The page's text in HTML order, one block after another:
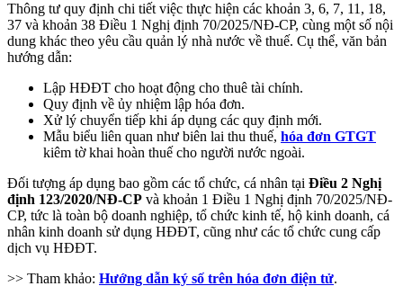
Thông tư quy định chi tiết việc thực hiện các khoản 3, 6, 7, 11, 18,
37 và khoản 38 Điều 1 Nghị định 70/2025/NĐ-CP, cùng một số nội
dung khác theo yêu cầu quản lý nhà nước về thuế. Cụ thể, văn bản
hướng dẫn:
Lập HĐĐT cho hoạt động cho thuê tài chính.
Quy định về ủy nhiệm lập hóa đơn.
Xử lý chuyển tiếp khi áp dụng các quy định mới.
Mẫu biểu liên quan như biên lai thu thuế, hóa đơn GTGT
kiêm tờ khai hoàn thuế cho người nước ngoài.
Đối tượng áp dụng bao gồm các tổ chức, cá nhân tại Điều 2 Nghị
định 123/2020/NĐ-CP và khoản 1 Điều 1 Nghị định 70/2025/NĐ-
CP, tức là toàn bộ doanh nghiệp, tổ chức kinh tế, hộ kinh doanh, cá
nhân kinh doanh sử dụng HĐĐT, cũng như các tổ chức cung cấp
dịch vụ HĐĐT.
>> Tham khảo: Hướng dẫn ký số trên hóa đơn điện tử.